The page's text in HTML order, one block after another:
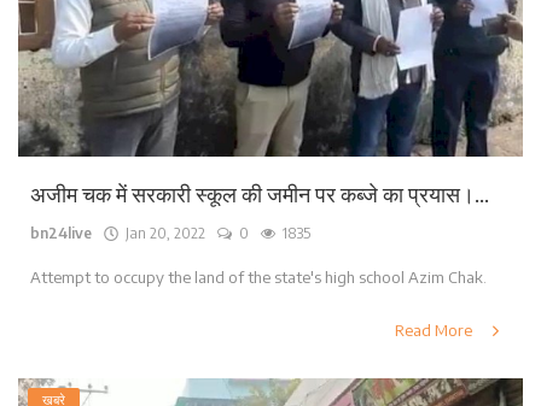
अजीम चक में सरकारी स्कूल की जमीन पर कब्जे का प्रयास।...
bn24live Jan 20, 2022 0 1835
Attempt to occupy the land of the state's high school Azim Chak.
Read More
खबरे